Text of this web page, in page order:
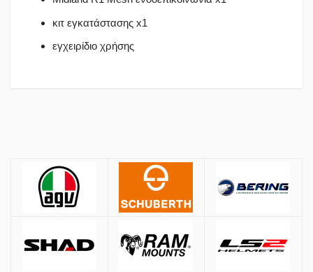
κιτ εγκατάστασης x1
εγχειρίδιο χρήσης
Αποστολές
Όλες οι αποστολές πραγματοποιούνται μέσω και
Αθήνα:2.90€